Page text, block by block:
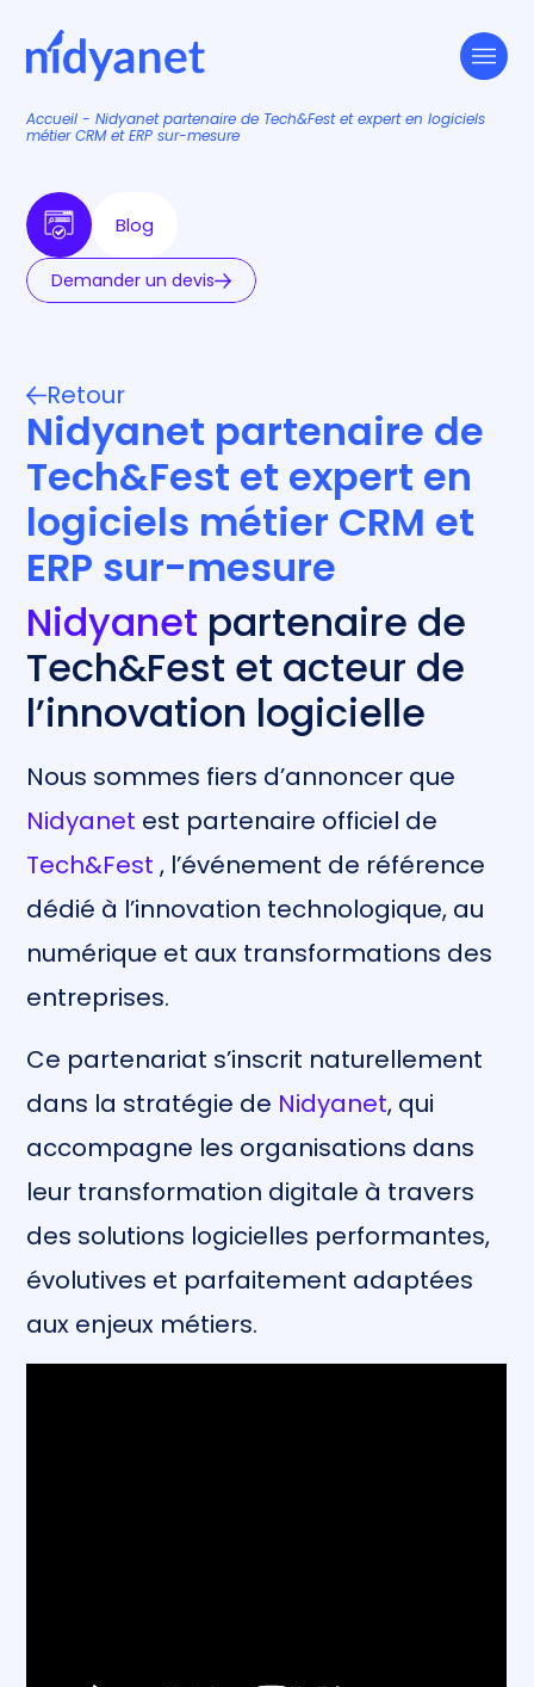
Accueil -Nidyanet partenaire de Tech&Fest et expert en logiciels
métier CRM et ERP sur-mesure
Blog
Demander un devis
Retour
Nidyanet partenaire de
Tech&Fest et expert en
logiciels métier CRM et
ERP sur-mesure
Nidyanet partenaire de
Tech&Fest et acteur de
l’innovation logicielle
Nous sommes fiers d’annoncer que
Nidyanet est partenaire officiel de
Tech&Fest, l’événement de référence
dédié à l’innovation technologique, au
numérique et aux transformations des
entreprises.
Ce partenariat s’inscrit naturellement
dans la stratégie de Nidyanet, qui
accompagne les organisations dans
leur transformation digitale à travers
des solutions logicielles performantes,
évolutives et parfaitement adaptées
aux enjeux métiers.